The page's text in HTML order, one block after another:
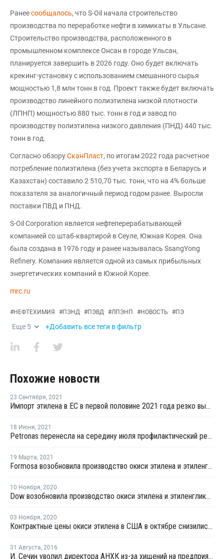
Ранеесообщалось, что S-Oil начала строительство
производства по переработке нефти в химикаты в Ульсане.
Строительство производства, расположенного в
промышленном комплексе Онсан в городе Ульсан,
планируется завершить в 2026 году. Оно будет включать
крекинг-установку с использованием смешанного сырья
мощностью 1,8 млн тонн в год. Проект также будет включать
производство линейного полиэтилена низкой плотности
(ЛПНП) мощностью 880 тыс. тонн в год и завод по
производству полиэтилена низкого давления (ПНД) 440 тыс.
тонн в год.
Согласно обзоруСканПласт, по итогам 2022 года расчетное
потребление полиэтилена (без учета экспорта в Беларусь и
Казахстан) составило 2 510,70 тыс. тонн, что на 4% больше
показателя за аналогичный период годом ранее. Выросли
поставки ПВД и ПНД.
S-Oil Corporation является нефтеперерабатывающей
компанией со штаб-квартирой в Сеуле, Южная Корея. Она
была создана в 1976 году и ранее называлась SsangYong
Refinery. Компания является одной из самых прибыльных
энергетических компаний в Южной Корее.
mrc.ru
#НЕФТЕХИМИЯ #ПЭНД #ПЭВД #ЛПЭНП #НОВОСТЬ #ПЭ
Еще 5 +Добавить все теги в фильтр
Похожие новости
23 Сентября, 2021
Импорт этилена в ЕС в первой половине 2021 года резко вырос
18 Июня, 2021
Petronas перенесла на середину июля профилактический ремонт крекинг-установки в Кертехе
19 Марта, 2021
Formosa возобновила производство окиси этилена и этиленгликоля в Пойнт-Комфорт
10 Ноября, 2020
Dow возобновила производство окиси этилена и этиленгликоля в Техасе
03 Ноября, 2020
Контрактные цены окиси этилена в США в октябре снизились на USD13 за тонну
31 Августа, 2016
И. Сечин уволил директора АНХК из-за хищений на предприятии - СМИ